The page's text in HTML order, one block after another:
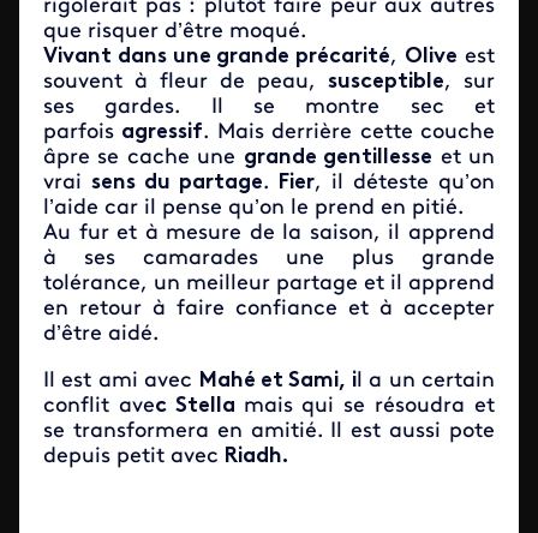
rigolerait pas : plutôt faire peur aux autres
que risquer d’être moqué.
Vivant dans une grande précarité, Olive est
souvent à fleur de peau, susceptible, sur
ses gardes. Il se montre sec et
parfois agressif. Mais derrière cette couche
âpre se cache une grande gentillesse et un
vrai sens du partage. Fier, il déteste qu’on
l’aide car il pense qu’on le prend en pitié.
Au fur et à mesure de la saison, il apprend
à ses camarades une plus grande
tolérance, un meilleur partage et il apprend
en retour à faire confiance et à accepter
d’être aidé.
Il est ami avec Mahé et Sami, il a un certain
conflit avec Stella mais qui se résoudra et
se transformera en amitié. Il est aussi pote
depuis petit avec Riadh.